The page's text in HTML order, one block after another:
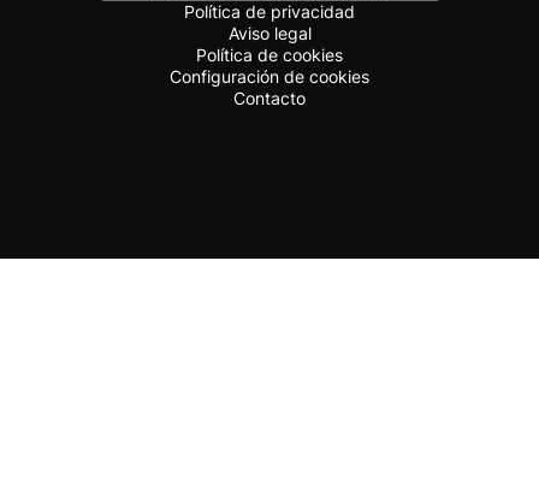
Política de privacidad
Aviso legal
Política de cookies
Configuración de cookies
Contacto